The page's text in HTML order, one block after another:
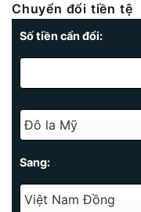
Chuyển đổi tiền tệ
Số tiền cẩn đổi:
Sang: